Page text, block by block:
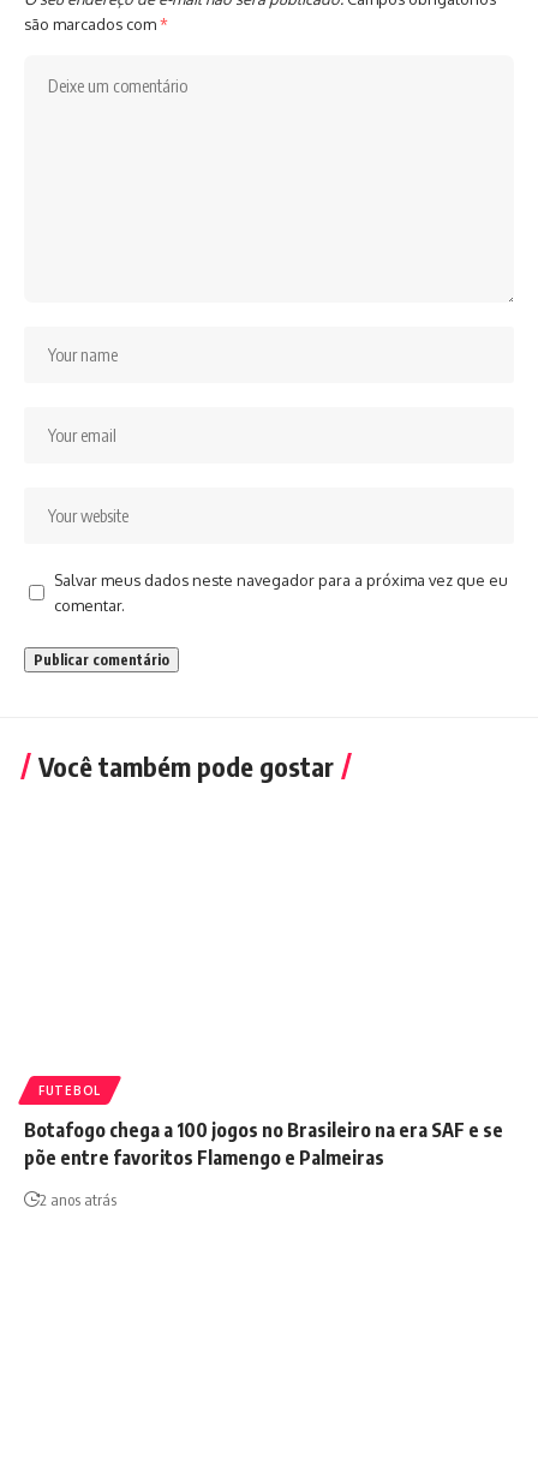
são marcados com*
Salvar meus dados neste navegador para a próxima vez que eu
comentar.
Você também pode gostar
FUTEBOL
Botafogo chega a 100 jogos no Brasileiro na era SAF e se
põe entre favoritos Flamengo e Palmeiras
2 anos atrás